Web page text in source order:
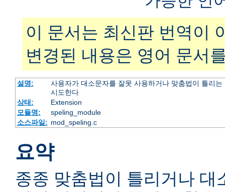
이 문서는 최신판 번역이
변경된 내용은 영어 문서
설명:
사용자가 대소문자를 잘못 사용하거나 맞춤법이 틀리
시도한다
상태:
Extension
모듈명:
speling_module
소스파일: mod_speling.c
요약
종종 맞춤법이 틀리거나 대